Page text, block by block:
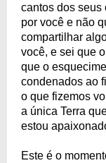
cantos dos
por você e não
compartilhar
você, e sei que
que o
condenados ao
o que fizemos
a única Terra
estou
Este é o